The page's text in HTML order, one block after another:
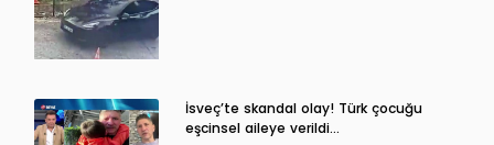
İsveç’te skandal olay! Türk çocuğu
eşcinsel aileye verildi…